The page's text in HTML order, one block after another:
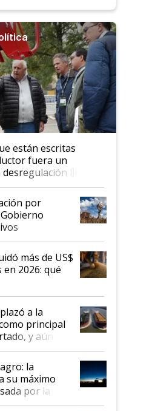
están escritas
fuera un
llegó
y hasta se
al IPCVA
por
más de US$
en 2026: qué
a la
principal
y aún así
seis de cada
el
la
su máximo
por la